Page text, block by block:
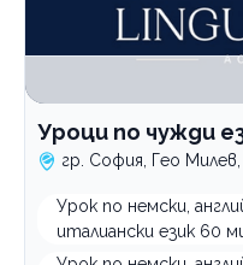
Уроци по чужди
гр. София, Гео
Урок по немски,
италиански език 60